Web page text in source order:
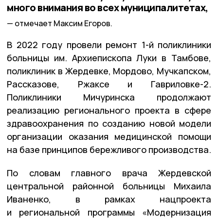
много внимания во всех муниципалитетах,
отмечает Максим Егоров.
В 2022 году провели ремонт 1-й поликлиники
больницы им. Архиепископа Луки в Тамбове,
поликлиник в Жердевке, Мордово, Мучкапском,
Рассказове, Ржаксе и Гавриловке-2.
Поликлиники Мичуринска продолжают
реализацию регионального проекта в сфере
здравоохранения по созданию новой модели
организации оказания медицинской помощи
на базе принципов бережливого производства.
По словам главного врача Жердевской
центральной районной больницы Михаила
Иваненко, в рамках нацпроекта
и региональной программы «Модернизация